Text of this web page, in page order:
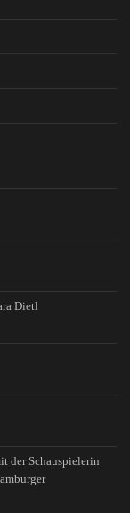
Dietl
der Schauspielerin